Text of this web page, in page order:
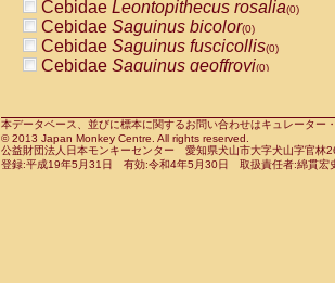
CercopithecidaeCercocebus
CercopithecidaeCercocebus
CercopithecidaeCercocebus
CercopithecidaeCercocebushybrid
CercopithecidaePapio anubis(0)
CercopithecidaePapio cynocephalus
CercopithecidaePapio hamadryas(0)
Cebidae Leontopithecus rosalia(0)
Cebidae Saguinus bicolor(0)
Cebidae Saguinus fuscicollis(0)
Cebidae Saguinus geoffroyi(0)
CebidaeSaguinus leucopus(0)
CebidaeSaguinus midas(0)
Cebidae Saguinus mystax(0)
本データベース、並びに標本に関するお問い合わせはキュレータ
© 2013 Japan Monkey Centre. All rights reserved.
公益財団法人日本モンキーセンター 愛知県犬山市大字犬山字官
登録:平成19年5月31日 有効:令和4年5月30日 取扱責任者:綿貫宏